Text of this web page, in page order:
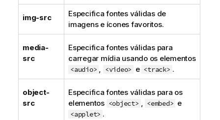
img-src
Especifica fontes válidas de
imagens e ícones favoritos.
media-
src
Especifica fontes válidas para
carregar mídia usando os elementos
<audio> , <video> e <track> .
object-
src
Especifica fontes válidas para os
elementos <object> , <embed> e
<applet> .